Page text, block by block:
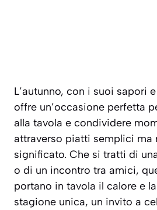
L’autunno, con i suoi sapori
offre un’occasione perfetta
alla tavola e condividere
attraverso piatti semplici ma
significato. Che si tratti di
o di un incontro tra amici,
portano in tavola il calore e
stagione unica, un invito a